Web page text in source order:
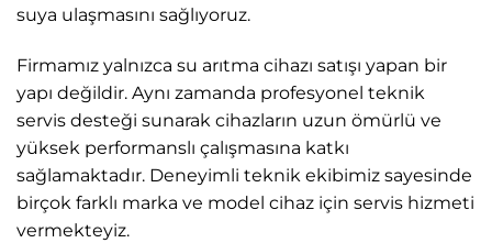
suya ulaşmasını sağlıyoruz.
Firmamız yalnızca su arıtma cihazı satışı yapan bir
yapı değildir. Aynı zamanda profesyonel teknik
servis desteği sunarak cihazların uzun ömürlü ve
yüksek performanslı çalışmasına katkı
sağlamaktadır. Deneyimli teknik ekibimiz sayesinde
birçok farklı marka ve model cihaz için servis hizmeti
vermekteyiz.